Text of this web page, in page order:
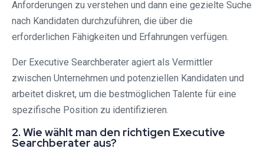
Anforderungen zu verstehen und dann eine gezielte Suche
nach Kandidaten durchzuführen, die über die
erforderlichen Fähigkeiten und Erfahrungen verfügen.
Der Executive Searchberater agiert als Vermittler
zwischen Unternehmen und potenziellen Kandidaten und
arbeitet diskret, um die bestmöglichen Talente für eine
spezifische Position zu identifizieren.
2. Wie wählt man den richtigen Executive
Searchberater aus?